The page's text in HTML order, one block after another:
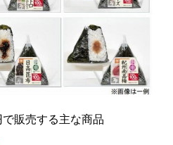
販売する主な商品